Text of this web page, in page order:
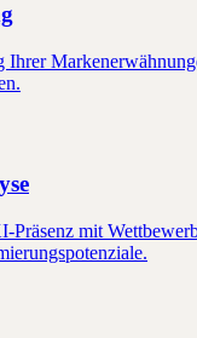
Ihrer
Präsenz mit